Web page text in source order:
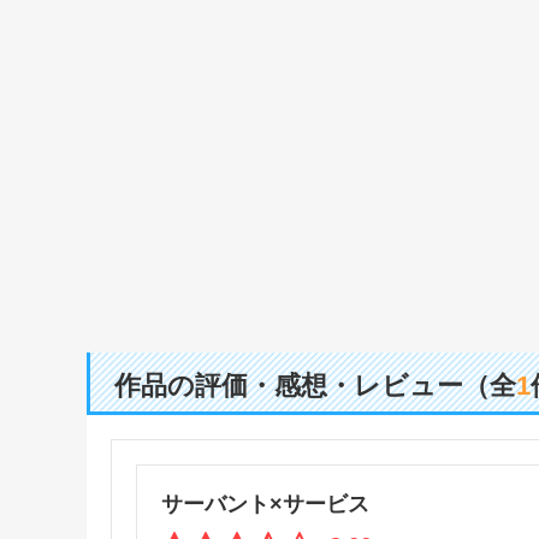
作品の評価・感想・レビュー（全1
サーバント×サービス